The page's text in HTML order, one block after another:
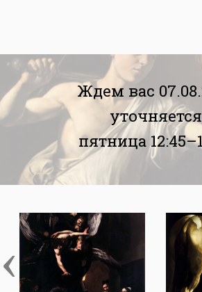
Ждем вас
уточняется
пятница
‹